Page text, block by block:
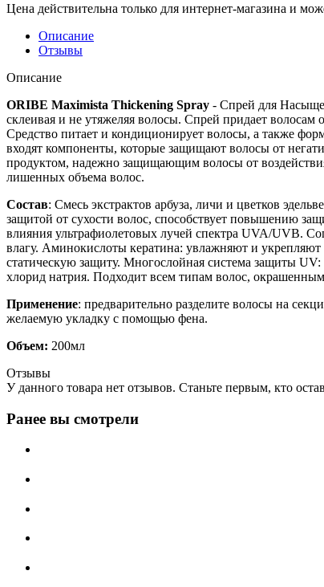
Цена действительна только для интернет-магазина и
Описание
Отзывы
Описание
ORIBE Maximista Thickening Spray - Спрей для
склеивая и не утяжеляя волосы. Спрей придает
Средство питает и кондиционирует волосы, а также
входят компоненты, которые защищают волосы от
продуктом, надежно защищающим волосы от
лишенных объема волос.
Состав: Смесь экстрактов арбуза, личи и цветков
защитой от сухости волос, способствует повышению
влияния ультрафиолетовых лучей спектра UVA/UVB.
влагу. Аминокислоты кератина: увлажняют и
статическую защиту. Многослойная система защиты
хлорид натрия. Подходит всем типам волос,
Применение: предварительно разделите волосы на
желаемую укладку с помощью фена.
Объем: 200мл
Отзывы
У данного товара нет отзывов. Станьте первым, кто
Ранее вы смотрели